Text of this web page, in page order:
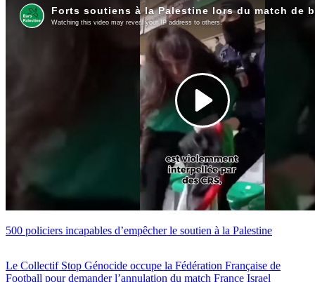
500 policiers incapables d’empêcher le soutien à la Palestine
Le Collectif Stop Génocide occupe la Fédération Française de
Football pour demander l’annulation du match France Israel